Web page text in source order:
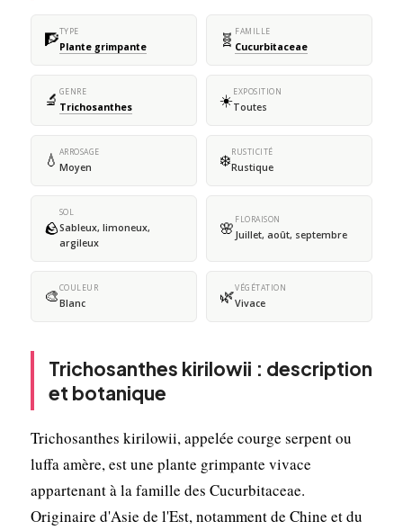
🧗TYPE
Plante grimpante 🧬 FAMILLE
Cucurbitaceae
🔬 GENRE
Trichosanthes ☀️EXPOSITION
Toutes
💧 ARROSAGE
Moyen ❄️RUSTICITÉ
Rustique
🪨
SOL
Sableux, limoneux,
argileux
🌸 FLORAISON
Juillet, août, septembre
🎨COULEUR
Blanc 🌿VÉGÉTATION
Vivace
Trichosanthes kirilowii : description
et botanique
Trichosanthes kirilowii, appelée courge serpent ou
luffa amère, est une plante grimpante vivace
appartenant à la famille des Cucurbitaceae.
Originaire d'Asie de l'Est, notamment de Chine et du